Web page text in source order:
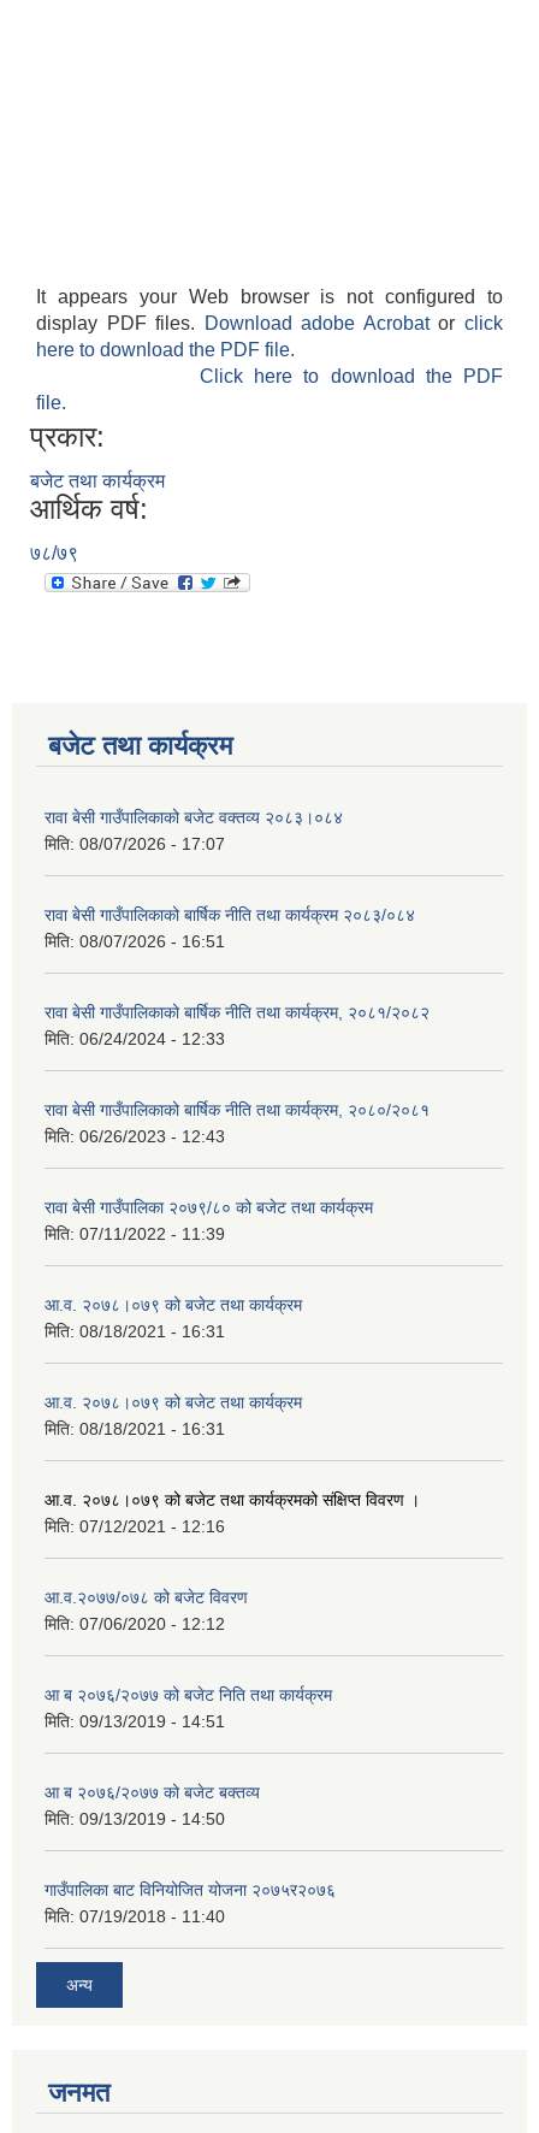
It appears your Web browser is not configured to
display PDF files.
Download adobe Acrobatorclick
here to download the PDF file.
Click here to download the PDF
file.
प्रकार:
बजेट तथा कार्यक्रम
आर्थिक वर्ष:
७८/७९
बजेट तथा कार्यक्रम
रावा बेसी गाउँपालिकाको बजेट वक्तव्य २०८३।०८४
मिति: 08/07/2026 - 17:07
रावा बेसी गाउँपालिकाको बार्षिक नीति तथा कार्यक्रम २०८३/०८४
मिति: 08/07/2026 - 16:51
रावा बेसी गाउँपालिकाको बार्षिक नीति तथा कार्यक्रम, २०८१/२०८२
मिति: 06/24/2024 - 12:33
रावा बेसी गाउँपालिकाको बार्षिक नीति तथा कार्यक्रम, २०८०/२०८१
मिति: 06/26/2023 - 12:43
रावा बेसी गाउँपालिका २०७९/८० को बजेट तथा कार्यक्रम
मिति: 07/11/2022 - 11:39
आ.व. २०७८।०७९ को बजेट तथा कार्यक्रम
मिति: 08/18/2021 - 16:31
आ.व. २०७८।०७९ को बजेट तथा कार्यक्रम
मिति: 08/18/2021 - 16:31
आ.व. २०७८।०७९ को बजेट तथा कार्यक्रमको संक्षिप्त विवरण ।
मिति: 07/12/2021 - 12:16
आ.व.२०७७/०७८ को बजेट विवरण
मिति: 07/06/2020 - 12:12
आ ब २०७६/२०७७ को बजेट निति तथा कार्यक्रम
मिति: 09/13/2019 - 14:51
आ ब २०७६/२०७७ को बजेट बक्तव्य
मिति: 09/13/2019 - 14:50
गाउँपालिका बाट विनियोजित योजना २०७५र२०७६
मिति: 07/19/2018 - 11:40
अन्य
जनमत